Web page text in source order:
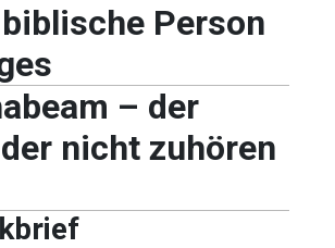
Person
– der
nicht zuhören